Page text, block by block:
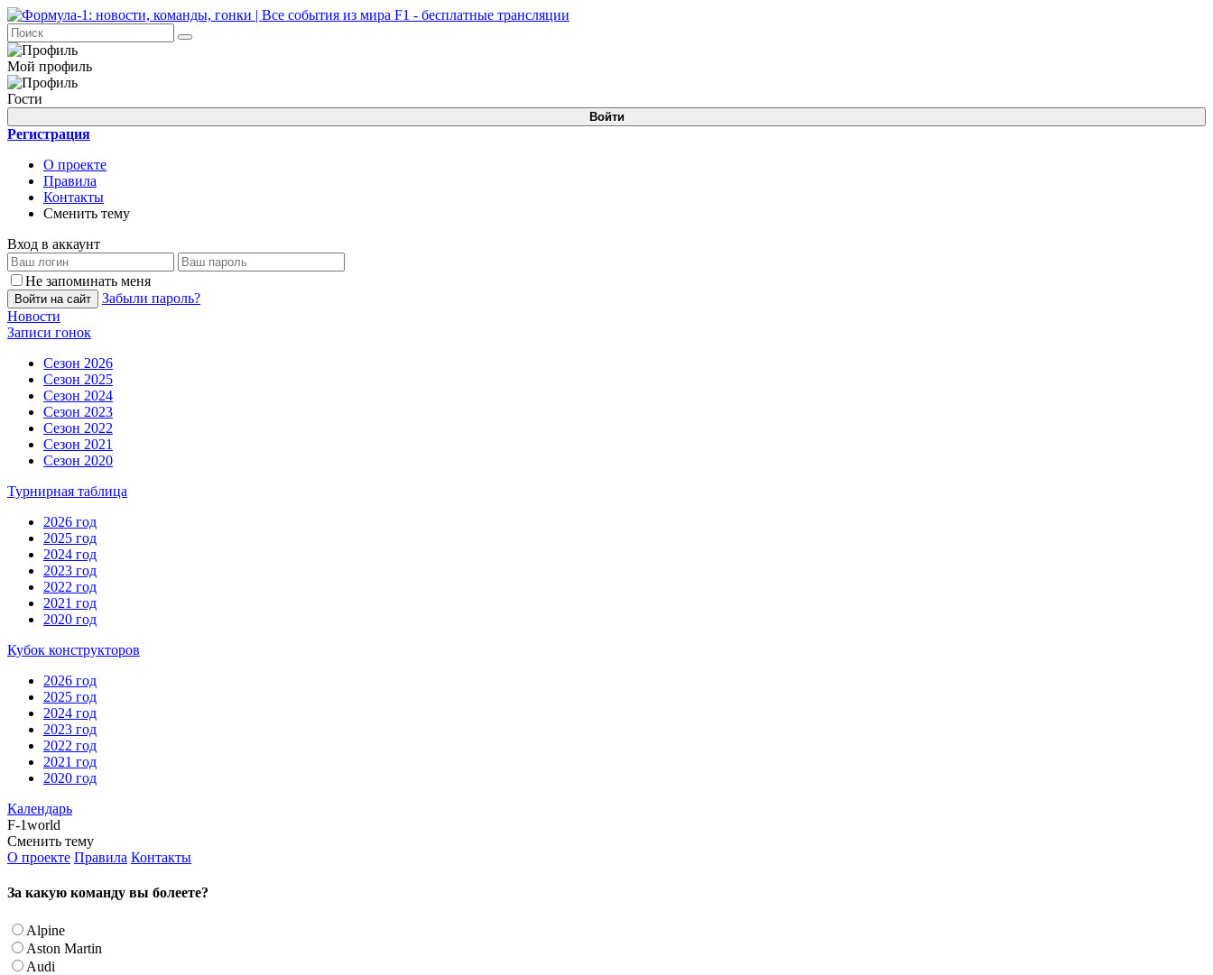
Мой профиль
Гости
Войти
Регистрация
О проекте
Правила
Контакты
Сменить тему
Вход в аккаунт
Не запоминать меня
Войти на сайт
Забыли пароль?
Новости
Записи гонок
Сезон 2026
Сезон 2025
Сезон 2024
Сезон 2023
Сезон 2022
Сезон 2021
Сезон 2020
Турнирная таблица
2026 год
2025 год
2024 год
2023 год
2022 год
2021 год
2020 год
Кубок конструкторов
2026 год
2025 год
2024 год
2023 год
2022 год
2021 год
2020 год
Календарь
F-1world
Сменить тему
О проекте Правила Контакты
За какую команду вы болеете?
Alpine
Aston Martin
Audi